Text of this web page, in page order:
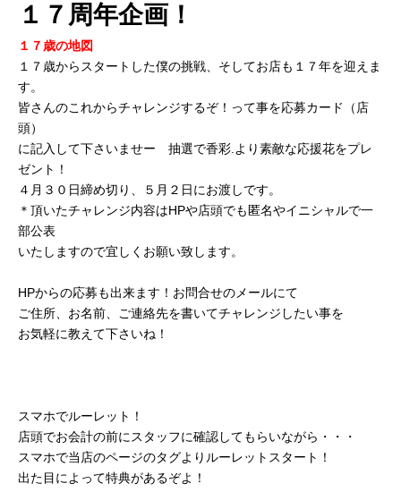
１７周年企画！
１７歳の地図
１７歳からスタートした僕の挑戦、そしてお店も１７年を迎えま
す。
皆さんのこれからチャレンジするぞ！って事を応募カード（店
頭）
に記入して下さいませー 抽選で香彩.より素敵な応援花をプレ
ゼント！
４月３０日締め切り、５月２日にお渡しです。
＊頂いたチャレンジ内容はHPや店頭でも匿名やイニシャルで一
部公表
いたしますので宜しくお願い致します。
HPからの応募も出来ます！お問合せのメールにて
ご住所、お名前、ご連絡先を書いてチャレンジしたい事を
お気軽に教えて下さいね！
スマホでルーレット！
店頭でお会計の前にスタッフに確認してもらいながら・・・
スマホで当店のページのタグよりルーレットスタート！
出た目によって特典があるぞよ！